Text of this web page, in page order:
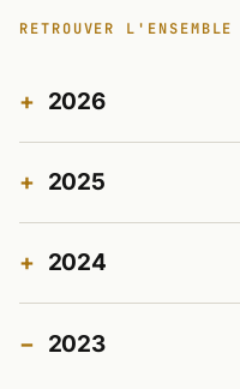
RETROUVER
2026
2025
2024
2023